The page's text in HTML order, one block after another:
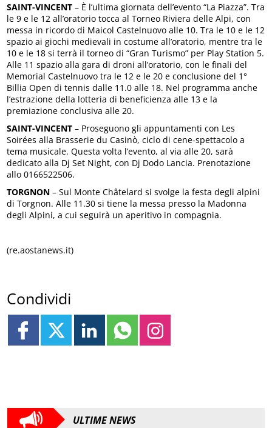
SAINT-VINCENT – È l’ultima giornata dell’evento “La Piazza”. Tra
le 9 e le 12 all’oratorio tocca al Torneo Riviera delle Alpi, con
messa in ricordo di Maicol Castelnuovo alle 10. Tra le 10 e le 12
spazio ai giochi medievali in costume all’oratorio, mentre tra le
10 e le 18 si terrà il torneo di “Gran Turismo” per Play Station 5.
Alle 11 spazio alla gara di droni all’oratorio, con le finali del
Memorial Castelnuovo tra le 12 e le 20 e conclusione del 1°
Billia Open di tennis dalle 11.0 alle 18. Nel programma anche
l’estrazione della lotteria di beneficienza alle 13 e la
premiazione conclusiva alle 20.
SAINT-VINCENT – Proseguono gli appuntamenti con Les
Soirées alla Brasserie du Casinò, ciclo di cene-spettacolo a
tema musicale. Questa volta l’evento, al via alle 20, sarà
dedicato alla Dj Set Night, con Dj Dodo Lancia. Prenotazione
allo 0166522506.
TORGNON – Sul Monte Châtelard si svolge la festa degli alpini
di Torgnon. Alle 11.30 si tiene la messa presso la Madonna
degli Alpini, a cui seguirà un aperitivo in compagnia.
(re.aostanews.it)
Condividi
ULTIME NEWS